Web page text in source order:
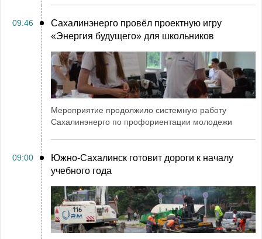
09:46
Сахалинэнерго провёл проектную игру
«Энергия будущего» для школьников
Мероприятие продолжило системную работу
Сахалинэнерго по профориентации молодежи
09:00
Южно-Сахалинск готовит дороги к началу
учебного года